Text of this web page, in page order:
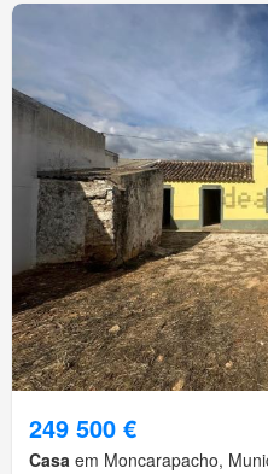
249 500 €
Casa em Moncarapacho,